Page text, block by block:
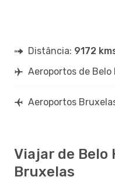
Distância: 9172
Aeroportos de Belo
Aeroportos
Viajar de Belo
Bruxelas